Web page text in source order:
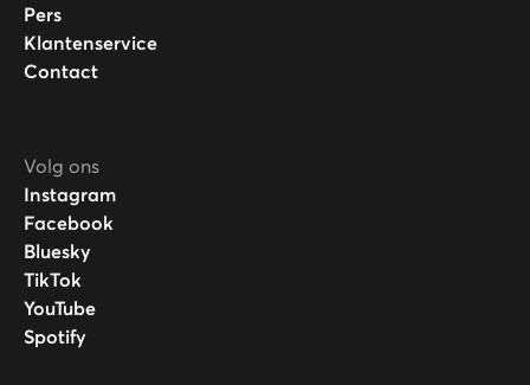
Pers
Klantenservice
Contact
Volg ons
Instagram
Facebook
Bluesky
TikTok
YouTube
Spotify